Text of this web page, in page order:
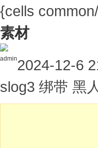
{cells
素材
admin2024-12-6
slog3 绑带 黑人